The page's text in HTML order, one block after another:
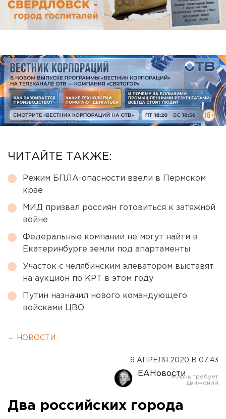
ЧИТАЙТЕ ТАКЖЕ:
Режим БПЛА-опасности ввели в Пермском
крае
МИД призвал россиян готовиться к затяжной
войне
Федеральные компании не могут найти в
Екатеринбурге земли под апартаменты
Участок с челябинским элеватором выставят
на аукцион по КРТ в этом году
Путин назначил нового командующего
войсками ЦВО
← НОВОСТИ
6 АПРЕЛЯ 2020 В 07:43
ЕАНовости
Два российских города